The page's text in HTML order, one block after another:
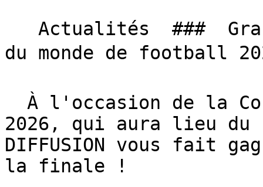
du monde de football
2026, qui aura lieu
DIFFUSION vous fait
la finale !